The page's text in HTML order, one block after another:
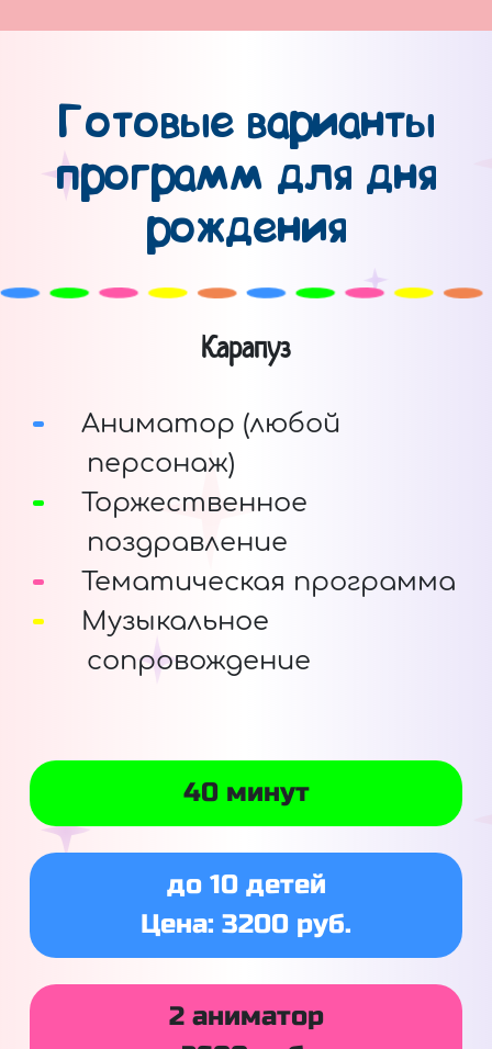
Готовые варианты
программ для дня
рождения
Карапуз
Аниматор (любой
персонаж)
Торжественное
поздравление
Тематическая программа
Музыкальное
сопровождение
40 минут
до 10 детей
Цена: 3200 руб.
2 аниматор